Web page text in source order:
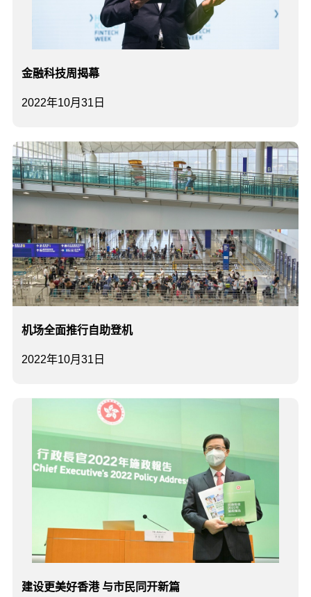
2022年10月31日
金融科技周揭幕
2022年10月31日
机场全面推行自助登机
建设更美好香港 与市民同开新篇